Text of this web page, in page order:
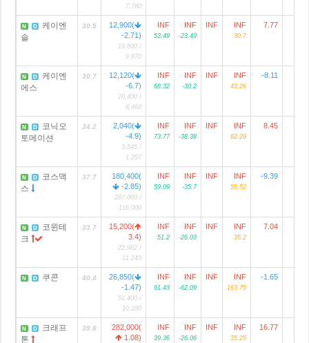
7,780
N D
케이엔
솔
30.5
12,900(
-2.71)
19,800 /
9,870
INF
53.49
INF
-23.49
INF INF
30.7
7.77
N D
케이엔
에스
30.7
12,120(
-6.7)
20,400 /
8,460
INF
68.32
INF
-30.2
INF INF
43.26
-8.11
N D
코닉오
토메이션
34.2
2,040(
-4.9)
3,545 /
1,257
INF
73.77
INF
-38.38
INF INF
62.29
8.45
N D
코스맥
스
37.7
180,400(
-2.85)
287,000 /
116,000
INF
59.09
INF
-35.7
INF INF
55.52
-9.39
N D
코윈테
크
33.7
15,200(
3.4)
22,982 /
11,243
INF
51.2
INF
-26.03
INF INF
35.2
7.04
N D 쿠콘 40.4
26,850(
-1.47)
51,400 /
10,180
INF
91.43
INF
-62.09
INF INF
163.75
-1.65
N D
크래프
톤
39.8
282,000(
1.08)
INF
39.36
INF
-26.06
INF INF
35.25
16.77